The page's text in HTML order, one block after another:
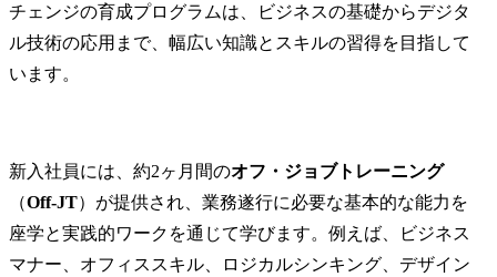
チェンジの育成プログラムは、ビジネスの基礎からデジタ
ル技術の応用まで、幅広い知識とスキルの習得を目指して
います。
新入社員には、約2ヶ月間のオフ・ジョブトレーニング
（Off-JT）が提供され、業務遂行に必要な基本的な能力を
座学と実践的ワークを通じて学びます。例えば、ビジネス
マナー、オフィススキル、ロジカルシンキング、デザイン